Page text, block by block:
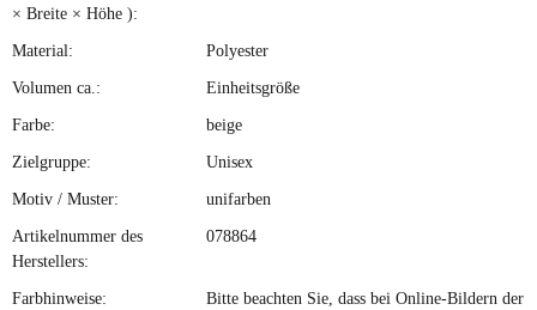
× Breite × Höhe ):
Material: Polyester
Volumen ca.: Einheitsgröße
Farbe: beige
Zielgruppe: Unisex
Motiv / Muster: unifarben
Artikelnummer des
Herstellers:
078864
Farbhinweise:
Bitte beachten Sie, dass bei Online-Bildern der